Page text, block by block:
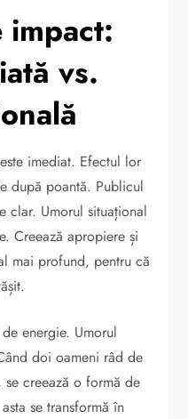
vs.
imediat. Efectul lor
după poantă. Publicul
clar. Umorul situațional
Creează apropiere și
mai profund, pentru că
energie. Umorul
doi oameni râd de
creează o formă de
se transformă în